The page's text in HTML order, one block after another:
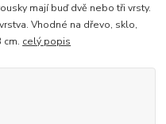
mají buď dvě nebo tři vrsty.
Vhodné na dřevo, sklo,
cm. celý popis